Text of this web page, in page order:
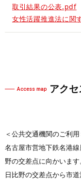
取引結果の公表.pdf
女性活躍推進法に関
Access map アク
＜公共交通機関のご利用
名古屋市営地下鉄名港
野の交差点に向かいます
日比野の交差点から市